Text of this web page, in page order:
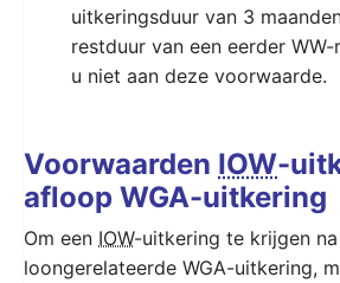
uitkeringsduur van 3
restduur van een eerder
u niet aan deze voorwaarde.
Voorwaarden IOW-
afloop WGA-uitkering
Om een IOW-uitkering te krijgen
loongerelateerde WGA-uitkering,